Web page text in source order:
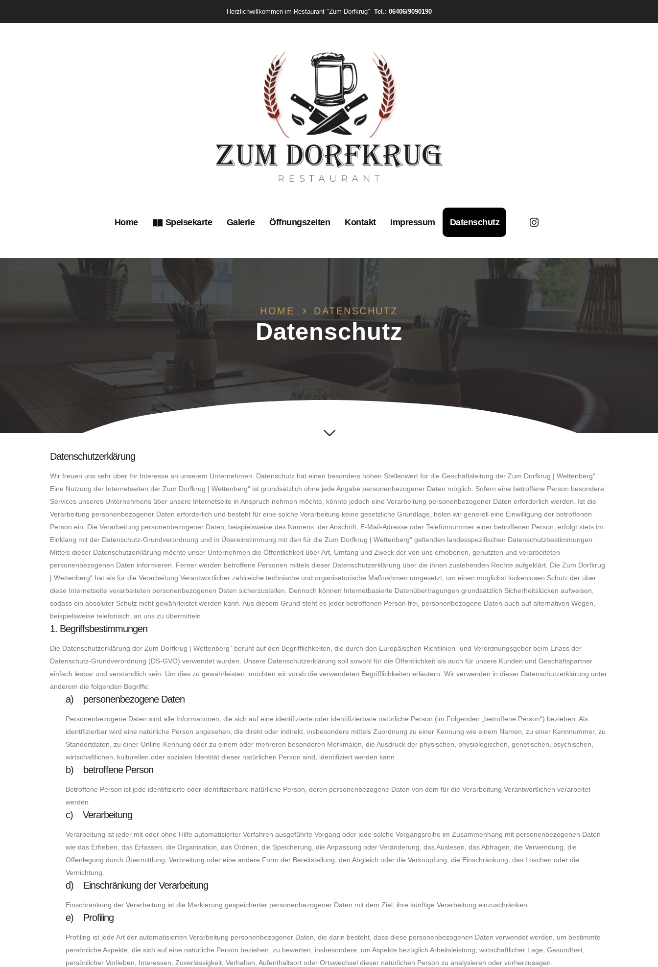
Herzlichwillkommen im Restaurant "Zum Dorfkrug" Tel.: 06406/9090190
Home Speisekarte Galerie Öffnungszeiten Kontakt Impressum Datenschutz
HOME DATENSCHUTZ
Datenschutz
Datenschutzerklärung
Wir freuen uns sehr über Ihr Interesse an unserem Unternehmen. Datenschutz hat einen besonders hohen Stellenwert für die Geschäftsleitung der Zum Dorfkrug | Wettenberg“.
Eine Nutzung der Internetseiten der Zum Dorfkrug | Wettenberg“ ist grundsätzlich ohne jede Angabe personenbezogener Daten möglich. Sofern eine betroffene Person besondere
Services unseres Unternehmens über unsere Internetseite in Anspruch nehmen möchte, könnte jedoch eine Verarbeitung personenbezogener Daten erforderlich werden. Ist die
Verarbeitung personenbezogener Daten erforderlich und besteht für eine solche Verarbeitung keine gesetzliche Grundlage, holen wir generell eine Einwilligung der betroffenen
Person ein. Die Verarbeitung personenbezogener Daten, beispielsweise des Namens, der Anschrift, E-Mail-Adresse oder Telefonnummer einer betroffenen Person, erfolgt stets im
Einklang mit der Datenschutz-Grundverordnung und in Übereinstimmung mit den für die Zum Dorfkrug | Wettenberg“ geltenden landesspezifischen Datenschutzbestimmungen.
Mittels dieser Datenschutzerklärung möchte unser Unternehmen die Öffentlichkeit über Art, Umfang und Zweck der von uns erhobenen, genutzten und verarbeiteten
personenbezogenen Daten informieren. Ferner werden betroffene Personen mittels dieser Datenschutzerklärung über die ihnen zustehenden Rechte aufgeklärt. Die Zum Dorfkrug
| Wettenberg“ hat als für die Verarbeitung Verantwortlicher zahlreiche technische und organisatorische Maßnahmen umgesetzt, um einen möglichst lückenlosen Schutz der über
diese Internetseite verarbeiteten personenbezogenen Daten sicherzustellen. Dennoch können Internetbasierte Datenübertragungen grundsätzlich Sicherheitslücken aufweisen,
sodass ein absoluter Schutz nicht gewährleistet werden kann. Aus diesem Grund steht es jeder betroffenen Person frei, personenbezogene Daten auch auf alternativen Wegen,
beispielsweise telefonisch, an uns zu übermitteln.
1. Begriffsbestimmungen
Die Datenschutzerklärung der Zum Dorfkrug | Wettenberg“ beruht auf den Begrifflichkeiten, die durch den Europäischen Richtlinien- und Verordnungsgeber beim Erlass der
Datenschutz-Grundverordnung (DS-GVO) verwendet wurden. Unsere Datenschutzerklärung soll sowohl für die Öffentlichkeit als auch für unsere Kunden und Geschäftspartner
einfach lesbar und verständlich sein. Um dies zu gewährleisten, möchten wir vorab die verwendeten Begrifflichkeiten erläutern. Wir verwenden in dieser Datenschutzerklärung unter
anderem die folgenden Begriffe:
a) personenbezogene Daten
Personenbezogene Daten sind alle Informationen, die sich auf eine identifizierte oder identifizierbare natürliche Person (im Folgenden „betroffene Person“) beziehen. Als
identifizierbar wird eine natürliche Person angesehen, die direkt oder indirekt, insbesondere mittels Zuordnung zu einer Kennung wie einem Namen, zu einer Kennnummer, zu
Standortdaten, zu einer Online-Kennung oder zu einem oder mehreren besonderen Merkmalen, die Ausdruck der physischen, physiologischen, genetischen, psychischen,
wirtschaftlichen, kulturellen oder sozialen Identität dieser natürlichen Person sind, identifiziert werden kann.
b) betroffene Person
Betroffene Person ist jede identifizierte oder identifizierbare natürliche Person, deren personenbezogene Daten von dem für die Verarbeitung Verantwortlichen verarbeitet
werden.
c) Verarbeitung
Verarbeitung ist jeder mit oder ohne Hilfe automatisierter Verfahren ausgeführte Vorgang oder jede solche Vorgangsreihe im Zusammenhang mit personenbezogenen Daten
wie das Erheben, das Erfassen, die Organisation, das Ordnen, die Speicherung, die Anpassung oder Veränderung, das Auslesen, das Abfragen, die Verwendung, die
Offenlegung durch Übermittlung, Verbreitung oder eine andere Form der Bereitstellung, den Abgleich oder die Verknüpfung, die Einschränkung, das Löschen oder die
Vernichtung.
d) Einschränkung der Verarbeitung
Einschränkung der Verarbeitung ist die Markierung gespeicherter personenbezogener Daten mit dem Ziel, ihre künftige Verarbeitung einzuschränken.
e) Profiling
Profiling ist jede Art der automatisierten Verarbeitung personenbezogener Daten, die darin besteht, dass diese personenbezogenen Daten verwendet werden, um bestimmte
persönliche Aspekte, die sich auf eine natürliche Person beziehen, zu bewerten, insbesondere, um Aspekte bezüglich Arbeitsleistung, wirtschaftlicher Lage, Gesundheit,
persönlicher Vorlieben, Interessen, Zuverlässigkeit, Verhalten, Aufenthaltsort oder Ortswechsel dieser natürlichen Person zu analysieren oder vorherzusagen.